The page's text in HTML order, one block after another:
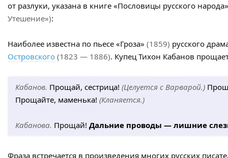
от разлуки, указана в книге «Пословицы русского
Утешение»):
Наиболее известна по пьесе «Гроза» (1859) русского
Островского (1823 — 1886). Купец Тихон Кабанов
Кабанов. Прощай, сестрица! (Целуется с Варварой.)
Прощайте, маменька! (Кланяется.)
Кабанова. Прощай! Дальние проводы — лишние
Фраза встречается в произведения многих русских